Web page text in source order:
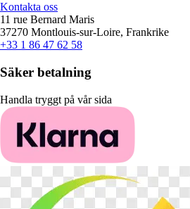
Kontakta oss
11 rue Bernard Maris
37270 Montlouis-sur-Loire, Frankrike
+33 1 86 47 62 58
Säker betalning
Handla tryggt på vår sida